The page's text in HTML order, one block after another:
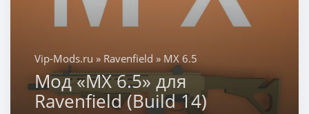
Vip-Mods.ru » Ravenfield » MX 6.5
Мод «MX 6.5» для
Ravenfield (Build 14)